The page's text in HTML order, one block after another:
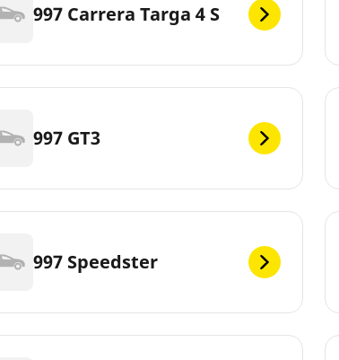
997 Carrera Targa 4 S
997 GT3
997 Speedster